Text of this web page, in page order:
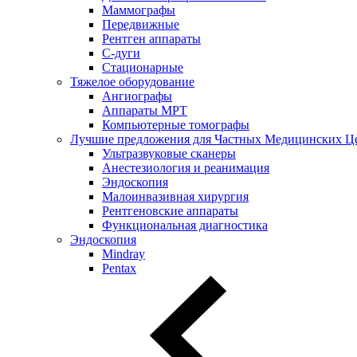
Маммографы
Передвижные
Рентген аппараты
С-дуги
Стационарные
Тяжелое оборудование
Ангиографы
Аппараты МРТ
Компьютерные томографы
Лучшие предложения для Частных Медицинских
Ультразвуковые сканеры
Анестезиология и реанимация
Эндоскопия
Малоинвазивная хирургия
Рентгеновские аппараты
Функциональная диагностика
Эндоскопия
Mindray
Pentax